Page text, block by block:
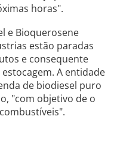
horas".
e Bioquerosene
estão paradas
e consequente
A entidade
de biodiesel puro
"com objetivo de o